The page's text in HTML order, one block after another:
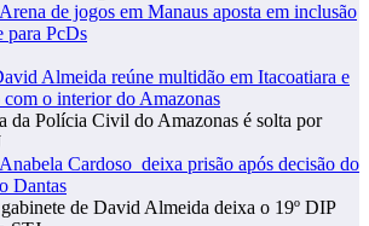
Arena de jogos em Manaus aposta em inclusão
para PcDs
Almeida reúne multidão em Itacoatiara e
o interior do Amazonas
Anabela Cardoso deixa prisão após decisão do
Dantas